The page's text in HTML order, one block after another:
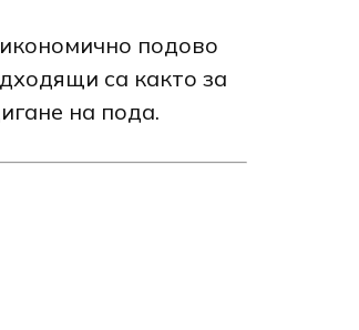
подово
са както за
на пода.